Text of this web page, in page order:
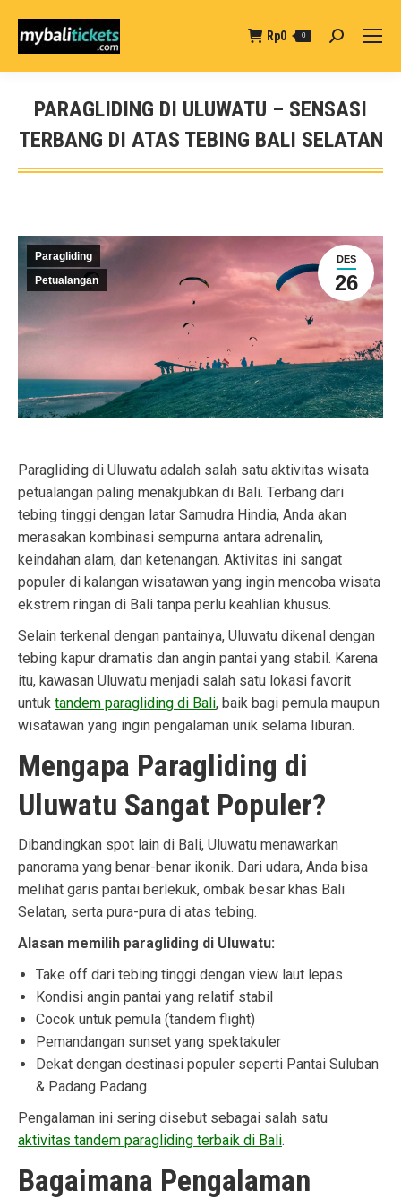
Rp0 0 Search:
PARAGLIDING DI ULUWATU – SENSASI
TERBANG DI ATAS TEBING BALI SELATAN
You are here:
DES
26
Paragliding
Petualangan
Paragliding di Uluwatu adalah salah satu aktivitas wisata
petualangan paling menakjubkan di Bali. Terbang dari
tebing tinggi dengan latar Samudra Hindia, Anda akan
merasakan kombinasi sempurna antara adrenalin,
keindahan alam, dan ketenangan. Aktivitas ini sangat
populer di kalangan wisatawan yang ingin mencoba wisata
ekstrem ringan di Bali tanpa perlu keahlian khusus.
Selain terkenal dengan pantainya, Uluwatu dikenal dengan
tebing kapur dramatis dan angin pantai yang stabil. Karena
itu, kawasan Uluwatu menjadi salah satu lokasi favorit
untuk tandem paragliding di Bali, baik bagi pemula maupun
wisatawan yang ingin pengalaman unik selama liburan.
Mengapa Paragliding di
Uluwatu Sangat Populer?
Dibandingkan spot lain di Bali, Uluwatu menawarkan
panorama yang benar-benar ikonik. Dari udara, Anda bisa
melihat garis pantai berlekuk, ombak besar khas Bali
Selatan, serta pura-pura di atas tebing.
Alasan memilih paragliding di Uluwatu:
Take off dari tebing tinggi dengan view laut lepas
Kondisi angin pantai yang relatif stabil
Cocok untuk pemula (tandem flight)
Pemandangan sunset yang spektakuler
Dekat dengan destinasi populer seperti Pantai Suluban
& Padang Padang
Pengalaman ini sering disebut sebagai salah satu
aktivitas tandem paragliding terbaik di Bali.
Bagaimana Pengalaman